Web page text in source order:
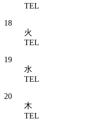
TEL
18
火
TEL
19
水
TEL
20
木
TEL